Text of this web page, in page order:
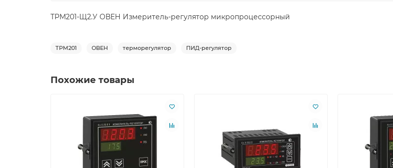
ТРМ201-Щ2.У ОВЕН Измеритель-регулятор микропроцессорный
ТРМ201 ОВЕН терморегулятор ПИД-регулятор
Похожие товары